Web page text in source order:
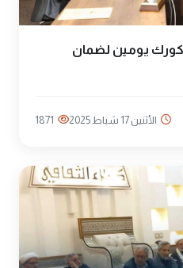
كورك يومين لضمان
الأثنين 17 شباط 2025 1871